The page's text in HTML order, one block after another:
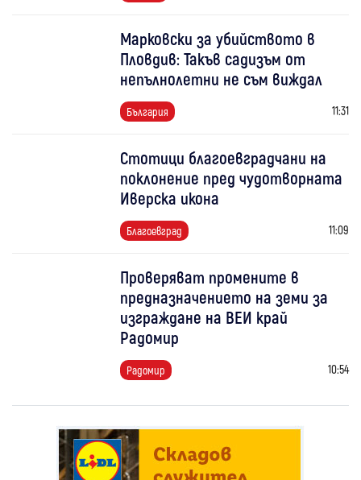
Марковски за убийството в
Пловдив: Такъв садизъм от
непълнолетни не съм виждал
България 11:31
Стотици благоевградчани на
поклонение пред чудотворната
Иверска икона
Благоевград 11:09
Проверяват промените в
предназначението на земи за
изграждане на ВЕИ край
Радомир
Радомир 10:54